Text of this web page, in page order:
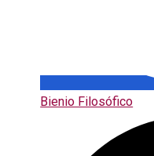
Bienio Filosófico